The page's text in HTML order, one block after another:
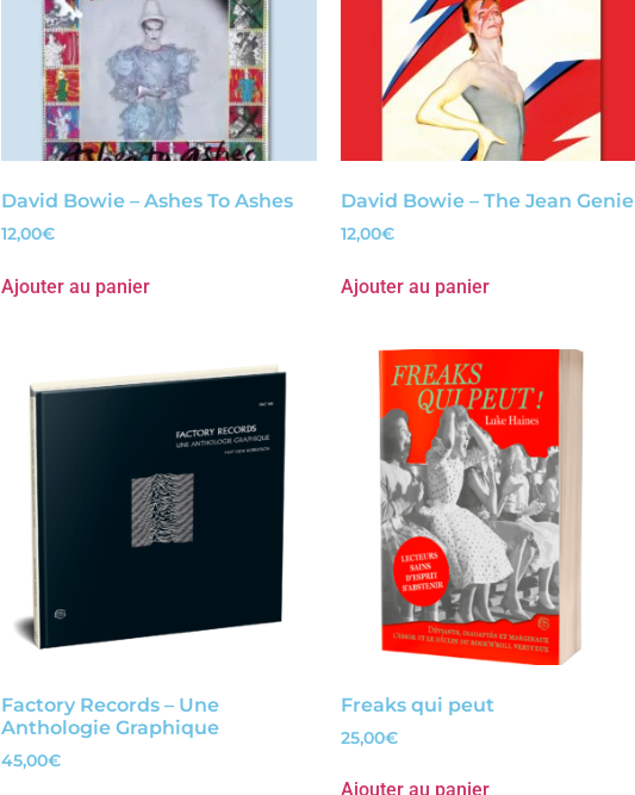
David Bowie – Ashes To Ashes
12,00€
Ajouter au panier
David Bowie – The Jean Genie
12,00€
Ajouter au panier
Factory Records – Une
Anthologie Graphique
45,00€
Freaks qui peut
25,00€
Ajouter au panier